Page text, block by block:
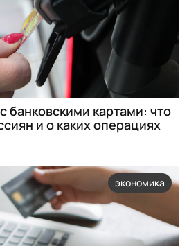
банковскими картами: что
и о каких операциях
экономика